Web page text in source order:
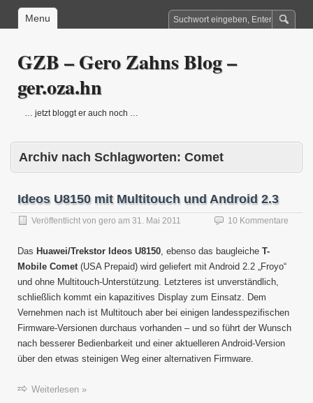
Menu
GZB – Gero Zahns Blog –
ger.oza.hn
… jetzt bloggt er auch noch …
Archiv nach Schlagworten: Comet
Ideos U8150 mit Multitouch und Android 2.3
Veröffentlicht von gero am 31. Mai 2011 10 Kommentare
Das Huawei/Trekstor Ideos U8150, ebenso das baugleiche T-
Mobile Comet(USA Prepaid) wird geliefert mit Android 2.2 „Froyo“
und ohne Multitouch-Unterstützung. Letzteres ist unverständlich,
schließlich kommt ein kapazitives Display zum Einsatz. Dem
Vernehmen nach ist Multitouch aber bei einigen landesspezifischen
Firmware-Versionen durchaus vorhanden – und so führt der Wunsch
nach besserer Bedienbarkeit und einer aktuelleren Android-Version
über den etwas steinigen Weg einer alternativen Firmware.
Weiterlesen »